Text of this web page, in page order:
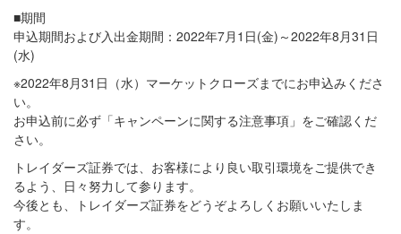
■期間
申込期間および入出金期間：2022年7月1日(金)～2022年8月31日
(水)
※2022年8月31日（水）マーケットクローズまでにお申込みくださ
い。
お申込前に必ず「キャンペーンに関する注意事項」をご確認くだ
さい。
トレイダーズ証券では、お客様により良い取引環境をご提供でき
るよう、日々努力して参ります。
今後とも、トレイダーズ証券をどうぞよろしくお願いいたしま
す。